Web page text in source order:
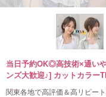
当日予約OK◎高技術×通い
ンズ大歓迎♪] カットカラー
関東各地で高評価＆高リピー